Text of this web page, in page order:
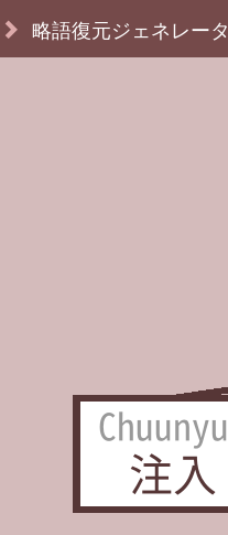
略語復元ジェネレータ